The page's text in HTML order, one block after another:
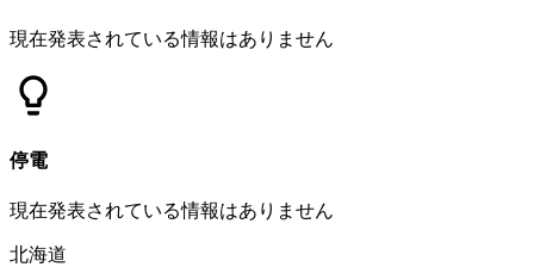
現在発表されている情報はありません
停電
現在発表されている情報はありません
北海道